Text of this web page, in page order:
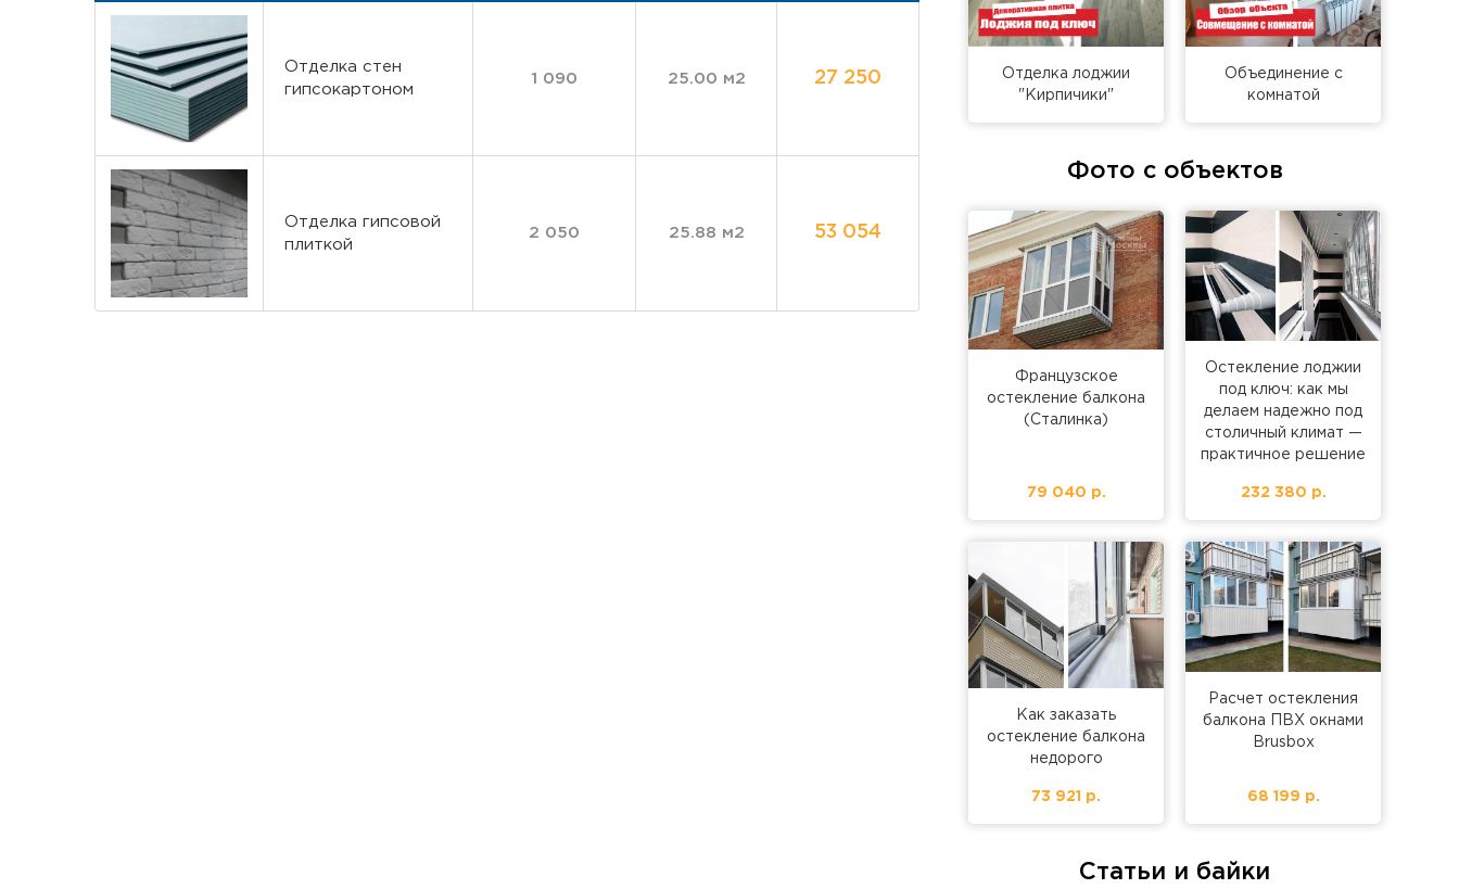
Отделка стен
гипсокартоном
1 090 25.00 м2 27 250
Отделка гипсовой
плиткой
2 050 25.88 м2 53 054
Отделка лоджии
"Кирпичики"
Объединение с
комнатой
Фото с объектов
Французское
остекление балкона
(Сталинка)
79 040 р.
Остекление лоджии
под ключ: как мы
делаем надежно под
столичный климат —
практичное решение
232 380 р.
Как заказать
остекление балкона
недорого
73 921 р.
Расчет остекления
балкона ПВХ окнами
Brusbox
68 199 р.
Статьи и байки